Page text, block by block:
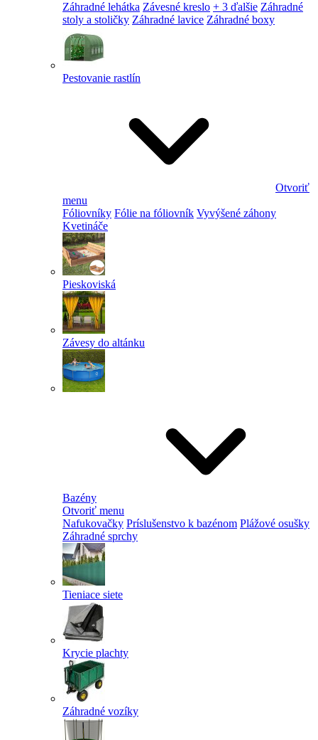
Záhradné lehátka Závesné kreslo + 3 ďalšie Záhradné
stoly a stoličky Záhradné lavice Záhradné boxy
Pestovanie rastlín
Otvoriť
menu
Fóliovníky Fólie na fóliovník Vyvýšené záhony
Kvetináče
Pieskoviská
Závesy do altánku
Bazény
Otvoriť menu
Nafukovačky Príslušenstvo k bazénom Plážové osušky
Záhradné sprchy
Tieniace siete
Krycie plachty
Záhradné vozíky